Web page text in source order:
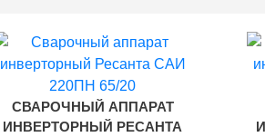
СВАРОЧНЫЙ АППАРАТ
ИНВЕРТОРНЫЙ РЕСАНТА